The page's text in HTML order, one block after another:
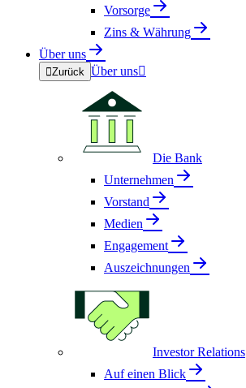
Vorsorge
Zins & Währung
Über uns
Zurück Über uns
Die Bank
Unternehmen
Vorstand
Medien
Engagement
Auszeichnungen
Investor Relations
Auf einen Blick